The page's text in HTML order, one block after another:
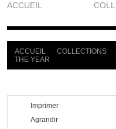
ACCUEIL
ACCUEIL COLLECTIONS
THE YEAR
Imprimer
Agrandir